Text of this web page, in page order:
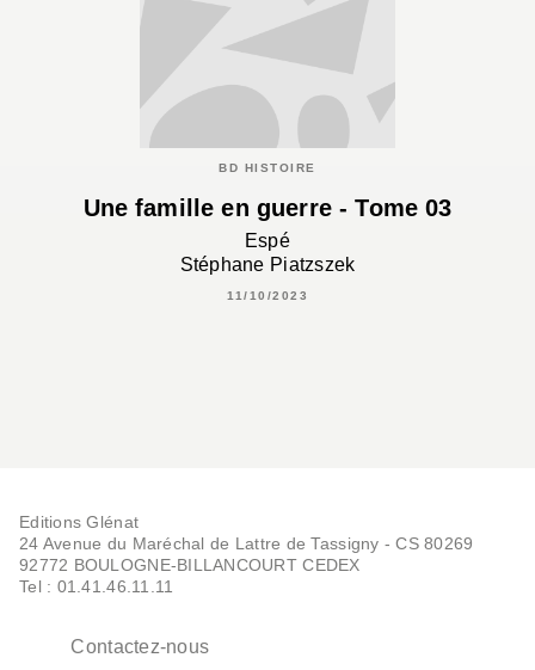
BD HISTOIRE
Une famille en guerre - Tome 03
Espé
Stéphane Piatzszek
11/10/2023
Editions Glénat
24 Avenue du Maréchal de Lattre de Tassigny - CS 80269
92772 BOULOGNE-BILLANCOURT CEDEX
Tel : 01.41.46.11.11
Contactez-nous